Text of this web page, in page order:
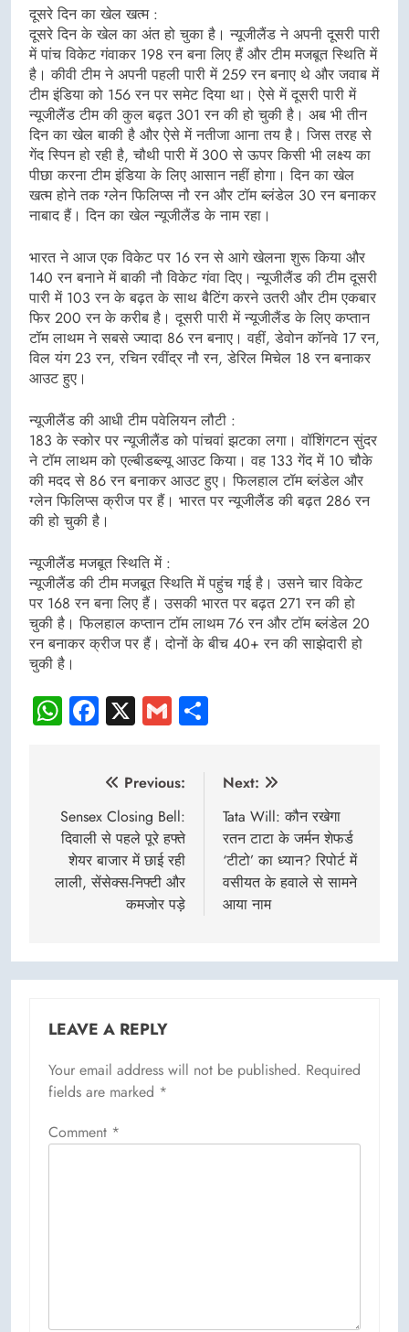
दूसरे दिन का खेल खत्म :
दूसरे दिन के खेल का अंत हो चुका है। न्यूजीलैंड ने अपनी दूसरी पारी
में पांच विकेट गंवाकर 198 रन बना लिए हैं और टीम मजबूत स्थिति में
है। कीवी टीम ने अपनी पहली पारी में 259 रन बनाए थे और जवाब में
टीम इंडिया को 156 रन पर समेट दिया था। ऐसे में दूसरी पारी में
न्यूजीलैंड टीम की कुल बढ़त 301 रन की हो चुकी है। अब भी तीन
दिन का खेल बाकी है और ऐसे में नतीजा आना तय है। जिस तरह से
गेंद स्पिन हो रही है, चौथी पारी में 300 से ऊपर किसी भी लक्ष्य का
पीछा करना टीम इंडिया के लिए आसान नहीं होगा। दिन का खेल
खत्म होने तक ग्लेन फिलिप्स नौ रन और टॉम ब्लंडेल 30 रन बनाकर
नाबाद हैं। दिन का खेल न्यूजीलैंड के नाम रहा।
भारत ने आज एक विकेट पर 16 रन से आगे खेलना शुरू किया और
140 रन बनाने में बाकी नौ विकेट गंवा दिए। न्यूजीलैंड की टीम दूसरी
पारी में 103 रन के बढ़त के साथ बैटिंग करने उतरी और टीम एकबार
फिर 200 रन के करीब है। दूसरी पारी में न्यूजीलैंड के लिए कप्तान
टॉम लाथम ने सबसे ज्यादा 86 रन बनाए। वहीं, डेवोन कॉनवे 17 रन,
विल यंग 23 रन, रचिन रवींद्र नौ रन, डेरिल मिचेल 18 रन बनाकर
आउट हुए।
न्यूजीलैंड की आधी टीम पवेलियन लौटी :
183 के स्कोर पर न्यूजीलैंड को पांचवां झटका लगा। वॉशिंगटन सुंदर
ने टॉम लाथम को एल्बीडब्ल्यू आउट किया। वह 133 गेंद में 10 चौके
की मदद से 86 रन बनाकर आउट हुए। फिलहाल टॉम ब्लंडेल और
ग्लेन फिलिप्स क्रीज पर हैं। भारत पर न्यूजीलैंड की बढ़त 286 रन
की हो चुकी है।
न्यूजीलैंड मजबूत स्थिति में :
न्यूजीलैंड की टीम मजबूत स्थिति में पहुंच गई है। उसने चार विकेट
पर 168 रन बना लिए हैं। उसकी भारत पर बढ़त 271 रन की हो
चुकी है। फिलहाल कप्तान टॉम लाथम 76 रन और टॉम ब्लंडेल 20
रन बनाकर क्रीज पर हैं। दोनों के बीच 40+ रन की साझेदारी हो
चुकी है।
WhatsApp
Facebook
X Gmail
navigation
Previous:
Sensex Closing Bell:
दिवाली से पहले पूरे हफ्ते
शेयर बाजार में छाई रही
लाली, सेंसेक्स-निफ्टी और
कमजोर पड़े
Next:
Tata Will: कौन रखेगा
रतन टाटा के जर्मन शेफर्ड
‘टीटो’ का ध्यान? रिपोर्ट में
वसीयत के हवाले से सामने
आया नाम
LEAVE A REPLY
Your email address will not be published. Required
fields are marked *
Comment *